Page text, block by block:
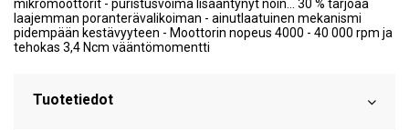
mikromoottorit - puristusvoima lisääntynyt noin... 30 % tarjoaa
laajemman poranterävalikoiman - ainutlaatuinen mekanismi
pidempään kestävyyteen - Moottorin nopeus 4000 - 40 000 rpm ja
tehokas 3,4 Ncm vääntömomentti
Tuotetiedot